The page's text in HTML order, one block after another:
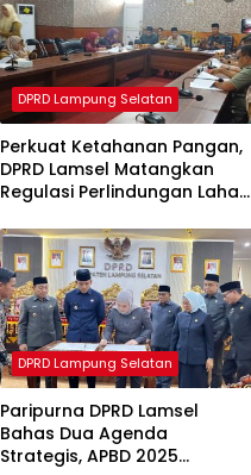
DPRD Lampung Selatan
Perkuat Ketahanan Pangan,
DPRD Lamsel Matangkan
Regulasi Perlindungan Lahan
DPRD Lampung Selatan
Paripurna DPRD Lamsel
Bahas Dua Agenda
Strategis, APBD 2025